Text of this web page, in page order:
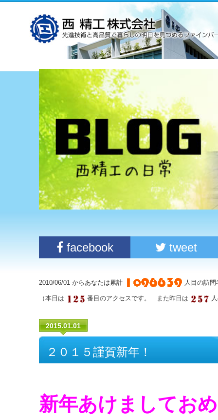
facebook tweet
2010/06/01 からあなたは累計 人目の訪
（本日は 番目のアクセスです。 また昨日は
2015.01.01
２０１５謹賀新年！
新年あけましてお